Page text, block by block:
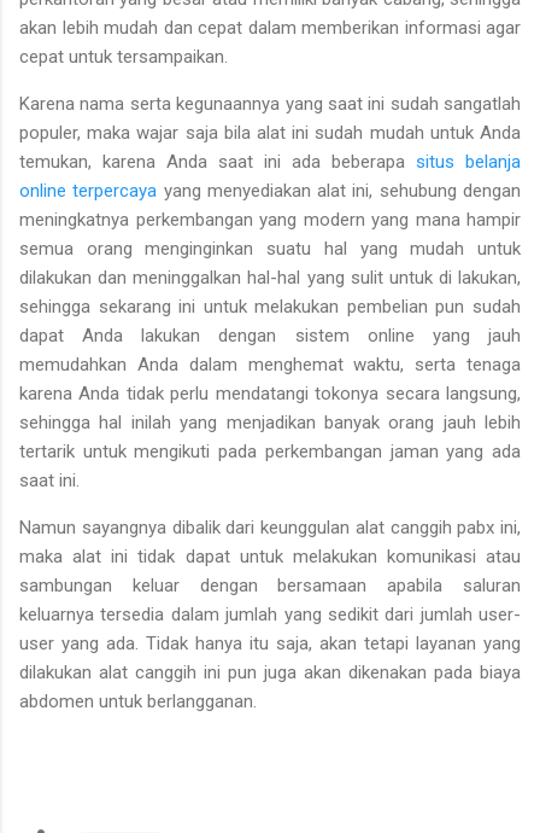
akan lebih mudah dan cepat dalam memberikan informasi agar
cepat untuk tersampaikan.
Karena nama serta kegunaannya yang saat ini sudah sangatlah
populer, maka wajar saja bila alat ini sudah mudah untuk Anda
temukan, karena Anda saat ini ada beberapa situs belanja
online terpercaya yang menyediakan alat ini, sehubung dengan
meningkatnya perkembangan yang modern yang mana hampir
semua orang menginginkan suatu hal yang mudah untuk
dilakukan dan meninggalkan hal-hal yang sulit untuk di lakukan,
sehingga sekarang ini untuk melakukan pembelian pun sudah
dapat Anda lakukan dengan sistem online yang jauh
memudahkan Anda dalam menghemat waktu, serta tenaga
karena Anda tidak perlu mendatangi tokonya secara langsung,
sehingga hal inilah yang menjadikan banyak orang jauh lebih
tertarik untuk mengikuti pada perkembangan jaman yang ada
saat ini.
Namun sayangnya dibalik dari keunggulan alat canggih pabx ini,
maka alat ini tidak dapat untuk melakukan komunikasi atau
sambungan keluar dengan bersamaan apabila saluran
keluarnya tersedia dalam jumlah yang sedikit dari jumlah user-
user yang ada. Tidak hanya itu saja, akan tetapi layanan yang
dilakukan alat canggih ini pun juga akan dikenakan pada biaya
abdomen untuk berlangganan.